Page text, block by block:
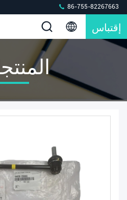
86-755-82267663
إقتباس